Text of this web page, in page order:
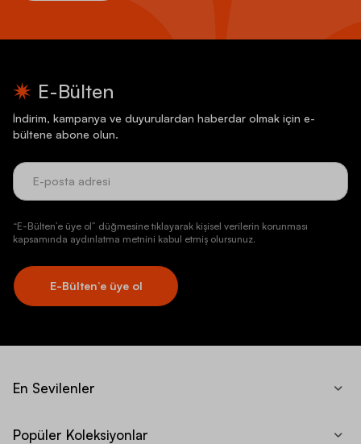
E-Bülten
İndirim, kampanya ve duyurulardan haberdar olmak için e-
bültene abone olun.
“E-Bülten’e üye ol” düğmesine tıklayarak kişisel verilerin korunması
kapsamında aydınlatma metnini kabul etmiş olursunuz.
E-Bülten’e üye ol
En Sevilenler
Popüler Koleksiyonlar